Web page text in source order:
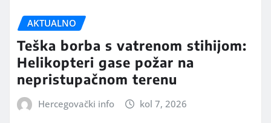
AKTUALNO
Teška borba s vatrenom stihijom:
Helikopteri gase požar na
nepristupačnom terenu
Hercegovački info kol 7, 2026